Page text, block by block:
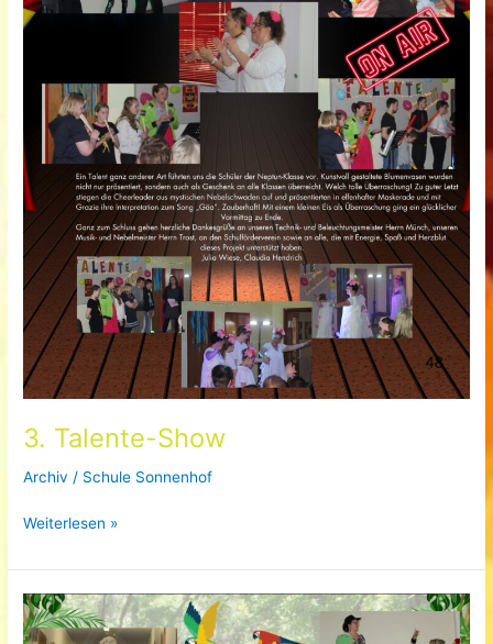
3. Talente-Show
Archiv / Schule Sonnenhof
3.
Show
Weiterlesen »